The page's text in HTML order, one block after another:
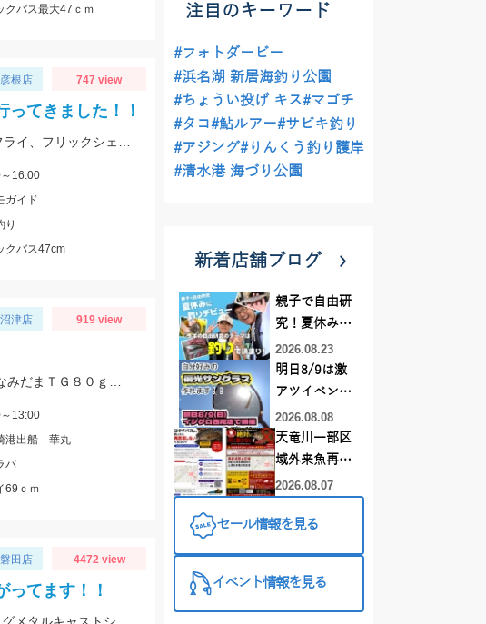
クバス最大47ｃｍ
根店 747 view
てきました！！
16:00
ガイド
り
クバス47cm
津店 919 view
13:00
港出船 華丸
バ
69ｃｍ
田店 4472 view
てます！！
注目のキーワード
#フォトダービー
#浜名湖 新居海釣り公園
#ちょうい投げ キス#マゴチ
#タコ#鮎ルアー#サビキ釣り
#アジング#りんくう釣り護岸
#清水港 海づり公園
新着店舗ブログ
親子で自由研
究！夏休みに
釣りデビュー
2026.08.23
明日8/9は激
アツイベント
日！！！～オ
ーダー偏光グ
ラス受注会～
2026.08.08
天竜川一部区
域外来魚再放
流禁止となり
2026.08.07
セール情報を見る
イベント情報を見る